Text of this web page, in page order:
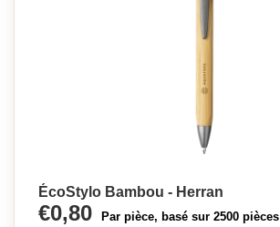
ÉcoStylo Bambou - Herran
€0,80 Par pièce, basé sur 2500 pièces